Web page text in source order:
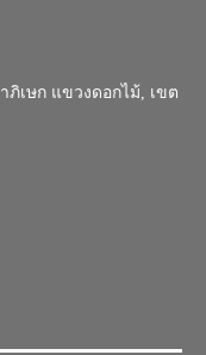
เษก แขวงดอกไม้, เขต